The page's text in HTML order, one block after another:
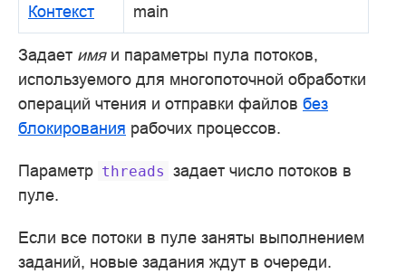
Контекст main
Задает имяи параметры пула потоков,
используемого для многопоточной обработки
операций чтения и отправки файлов без
блокирования рабочих процессов.
Параметр threads задает число потоков в
пуле.
Если все потоки в пуле заняты выполнением
заданий, новые задания ждут в очереди.